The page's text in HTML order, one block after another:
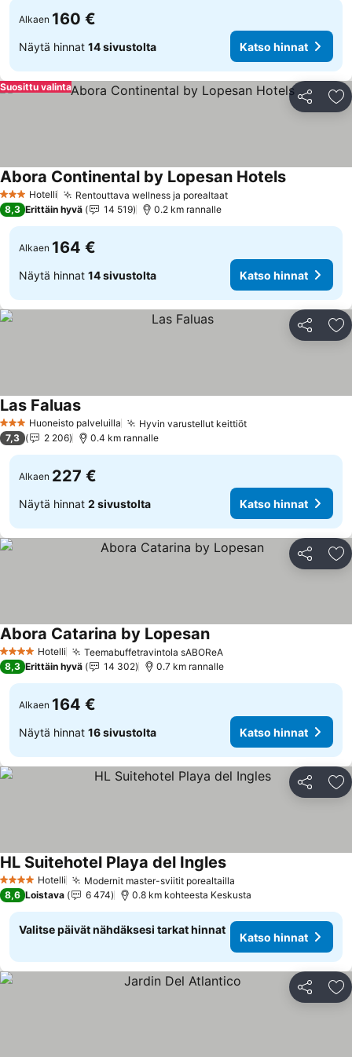
Alkaen 160 €
Näytä hinnat 14 sivustolta Katso hinnat
Jaa
Suosittu valinta
3 Tähtiluokitus
Hotelli Rentouttava wellness ja porealtaat
Abora Continental by Lopesan Hotels
8,3 Erittäin hyvä 14 519 0.2 km rannalle
Alkaen 164 €
Näytä hinnat 14 sivustolta Katso hinnat
Jaa
3 Tähtiluokitus
Huoneisto palveluilla Hyvin varustellut keittiöt
Las Faluas
7,3 2 206 0.4 km rannalle
Alkaen 227 €
Näytä hinnat 2 sivustolta Katso hinnat
Jaa
4 Tähtiluokitus
Hotelli Teemabuffetravintola sABOReA
Abora Catarina by Lopesan
8,3 Erittäin hyvä 14 302 0.7 km rannalle
Alkaen 164 €
Näytä hinnat 16 sivustolta Katso hinnat
Jaa
4 Tähtiluokitus
Hotelli Modernit master-sviitit porealtailla
HL Suitehotel Playa del Ingles
8,6 Loistava 6 474 0.8 km kohteesta Keskusta
Valitse päivät nähdäksesi tarkat hinnat
Katso hinnat
Jaa